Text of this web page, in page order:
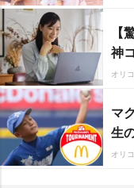
神
オリ
マ
生
オリ